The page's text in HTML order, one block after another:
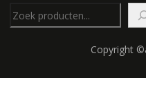
Copyright